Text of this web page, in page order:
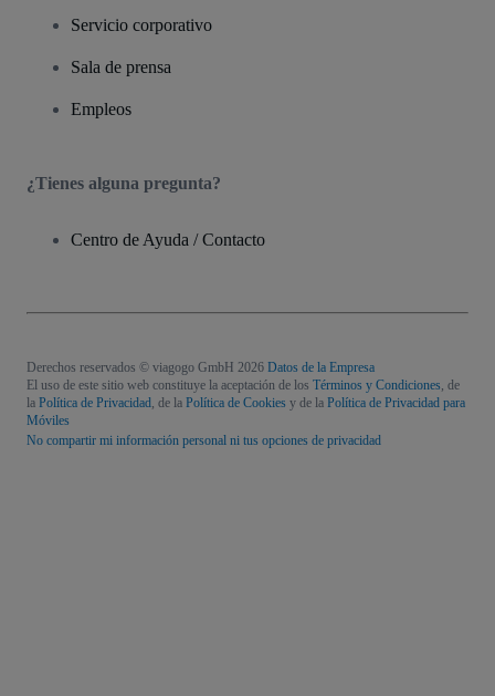
Servicio corporativo
Sala de prensa
Empleos
¿Tienes alguna pregunta?
Centro de Ayuda / Contacto
Derechos reservados © viagogo GmbH 2026 Datos de la Empresa
El uso de este sitio web constituye la aceptación de los Términos y Condiciones, de
la Política de Privacidad, de la Política de Cookies y de la Política de Privacidad para
Móviles
No compartir mi información personal ni tus opciones de privacidad